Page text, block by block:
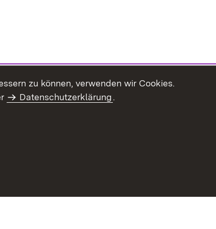
zu können, verwenden wir Cookies.
Datenschutzerklärung.